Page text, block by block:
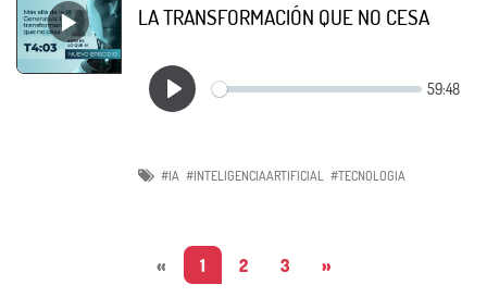
LA TRANSFORMACIÓN QUE NO CESA
#IA #INTELIGENCIAARTIFICIAL #TECNOLOGIA
« 1 2 3 »